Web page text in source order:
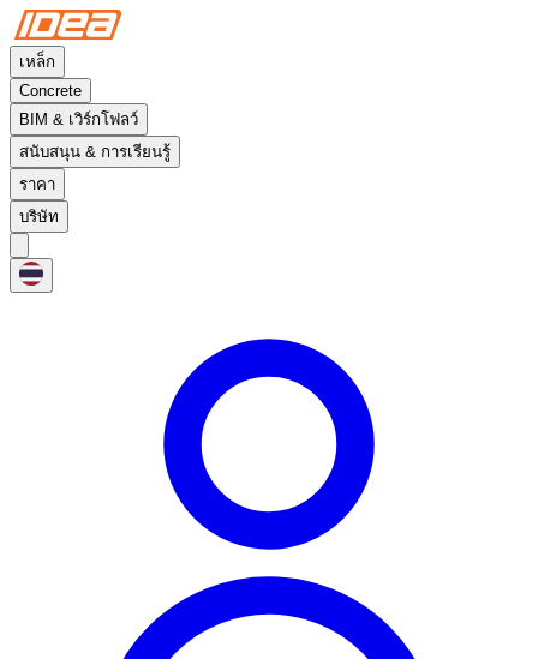
เหล็ก
Concrete
BIM & เวิร์กโฟลว์
สนับสนุน & การเรียนรู้
ราคา
บริษัท